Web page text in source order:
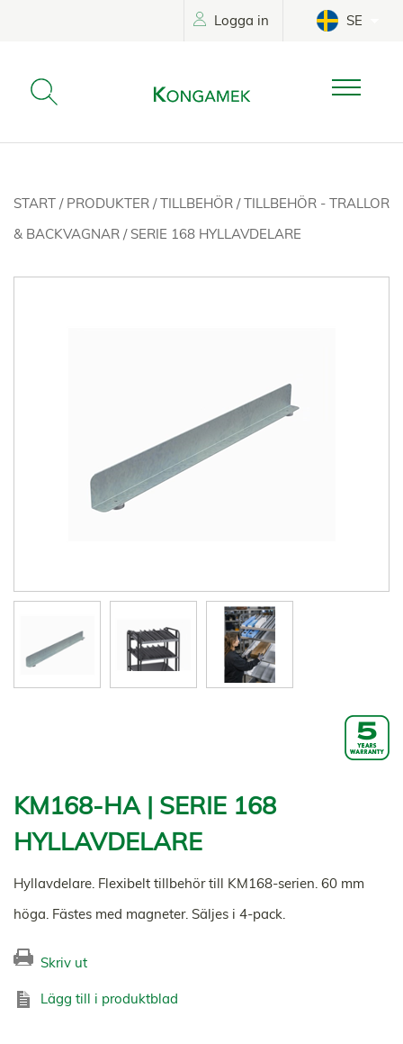
Logga in SE
START / PRODUKTER /TILLBEHÖR /TILLBEHÖR - TRALLOR
& BACKVAGNAR / SERIE 168 HYLLAVDELARE
KM168-HA | SERIE 168
HYLLAVDELARE
Hyllavdelare. Flexibelt tillbehör till KM168-serien. 60 mm
höga. Fästes med magneter. Säljes i 4-pack.
Skriv ut
Lägg till i produktblad